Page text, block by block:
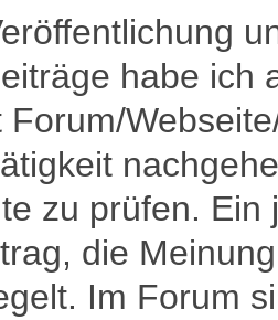
habe ich
Forum/
zu prüfen.
die
Im Forum